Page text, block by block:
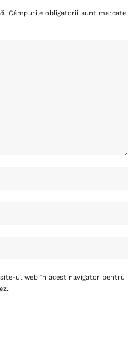
Câmpurile obligatorii sunt marcate
ul web în acest navigator pentru